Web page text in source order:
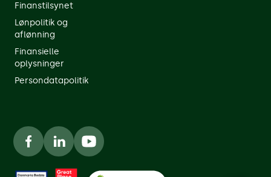
Finanstilsynet
Lønpolitik og
aflønning
Finansielle
oplysninger
Persondatapolitik